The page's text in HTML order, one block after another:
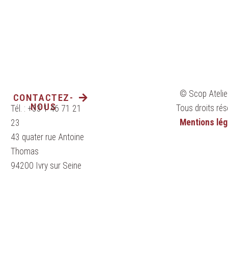
CONTACTEZ-
NOUS
Tél. : +33 1 46 71 21
23
43 quater rue Antoine
Thomas
94200 Ivry sur Seine
© Scop
Tous droits
Mentions